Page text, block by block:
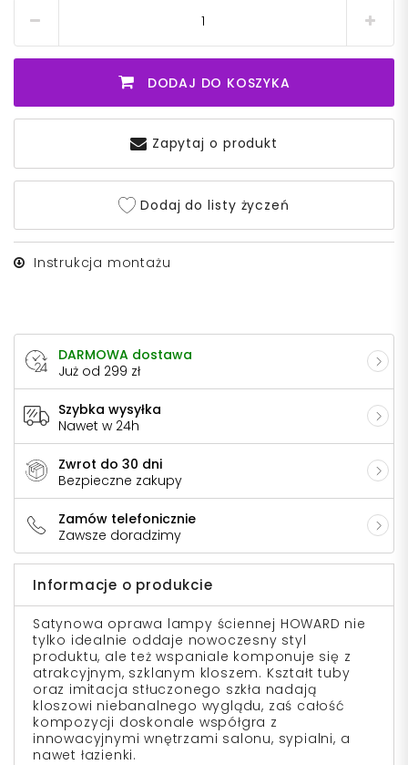
DODAJ DO KOSZYKA
Zapytaj o produkt
Dodaj do listy życzeń
Instrukcja montażu
DARMOWA dostawa
Już od 299 zł
Szybka wysyłka
Nawet w 24h
Zwrot do 30 dni
Bezpieczne zakupy
Zamów telefonicznie
Zawsze doradzimy
Informacje o produkcie
Satynowa oprawa lampy ściennej HOWARD nie
tylko idealnie oddaje nowoczesny styl
produktu, ale też wspaniale komponuje się z
atrakcyjnym, szklanym kloszem. Kształt tuby
oraz imitacja stłuczonego szkła nadają
kloszowi niebanalnego wyglądu, zaś całość
kompozycji doskonale współgra z
innowacyjnymi wnętrzami salonu, sypialni, a
nawet łazienki.